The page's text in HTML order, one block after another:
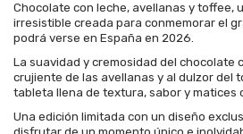
Chocolate con leche, avellanas y toffee,
irresistible creada para conmemorar el
podrá verse en España en 2026.
La suavidad y cremosidad del chocolate
crujiente de las avellanas y al dulzor del
tableta llena de textura, sabor y matices
Una edición limitada con un diseño